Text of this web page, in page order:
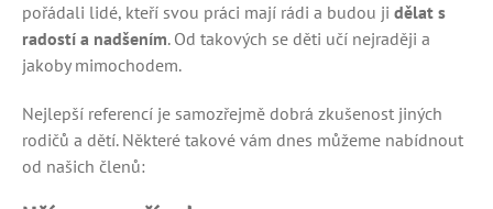
pořádali lidé, kteří svou práci mají rádi a budou ji dělat s
radostí a nadšením. Od takových se děti učí nejraději a
jakoby mimochodem.
Nejlepší referencí je samozřejmě dobrá zkušenost jiných
rodičů a dětí. Některé takové vám dnes můžeme nabídnout
od našich členů: